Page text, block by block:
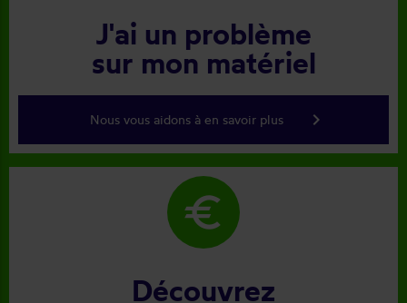
J'ai un problème
sur mon matériel
Nous vous aidons à en savoir plus keyboard_arrow_right
euro
Découvrez